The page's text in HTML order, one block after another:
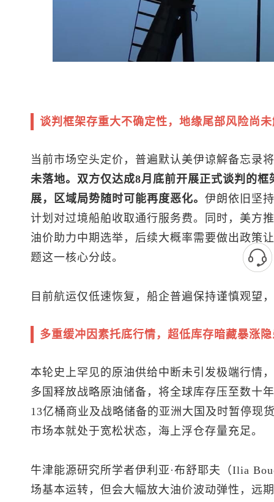
谈判框架存重大不确定性，地缘尾部风险尚
当前市场空头定价，普遍默认美伊谅解备忘录
未落地。双方仅达成8月底前开展正式谈判的
展，区域局势随时可能再度恶化。 伊朗依旧坚
计划对过境船舶收取通行服务费。同时，美方
油价助力中期选举，后续大概率需要做出政策
题这一核心分歧。
目前航运仅低速恢复，船企普遍保持谨慎观望
多重缓冲因素托底行情，超低库存暗藏暴涨
本轮史上罕见的原油供给中断未引发极端行情
多国释放战略原油储备，将全球库存压至数十
13亿桶商业及战略储备的亚洲大国及时暂停现
市场本就处于宽松状态，海上浮仓存量充足。
牛津能源研究所学者伊利亚·布舒耶夫（Ilia
场基本运转，但会大幅放大油价波动弹性，远